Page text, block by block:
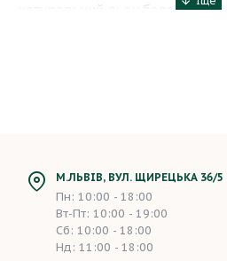
натуральний льон бавовна або
Як вибрати штори
сучасного дизайну
Вибір штор для стилю лофт це
М.ЛЬВІВ, ВУЛ. ЩИРЕЦЬКА 36/5
Пн: 10:00 - 18:00
Вт-Пт: 10:00 - 19:00
Сб: 10:00 - 18:00
Нд: 11:00 - 18:00